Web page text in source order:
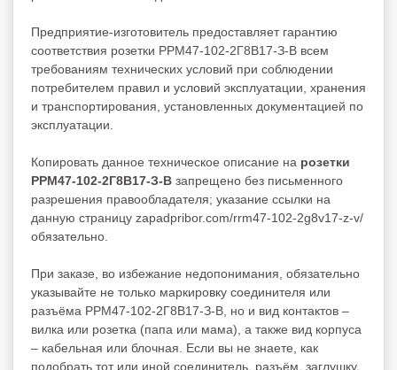
Предприятие-изготовитель предоставляет гарантию
соответствия розетки РРМ47-102-2Г8В17-З-В всем
требованиям технических условий при соблюдении
потребителем правил и условий эксплуатации, хранения
и транспортирования, установленных документацией по
эксплуатации.
Копировать данное техническое описание на розетки
РРМ47-102-2Г8В17-З-В запрещено без письменного
разрешения правообладателя; указание ссылки на
данную страницу zapadpribor.com/rrm47-102-2g8v17-z-v/
обязательно.
При заказе, во избежание недопонимания, обязательно
указывайте не только маркировку соединителя или
разъёма РРМ47-102-2Г8В17-З-В, но и вид контактов –
вилка или розетка (папа или мама), а также вид корпуса
– кабельная или блочная. Если вы не знаете, как
подобрать тот или иной соединитель, разъём, заглушку,